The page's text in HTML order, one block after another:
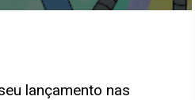
lançamento nas